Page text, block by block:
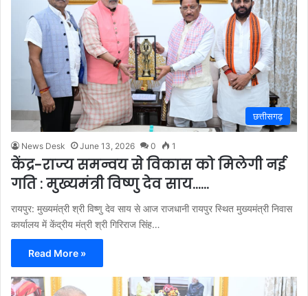
छत्तीसगढ़
News Desk June 13, 2026 0 1
केंद्र-राज्य समन्वय से विकास को मिलेगी नई
गति : मुख्यमंत्री विष्णु देव साय……
रायपुर: मुख्यमंत्री श्री विष्णु देव साय से आज राजधानी रायपुर स्थित मुख्यमंत्री निवास
कार्यालय में केंद्रीय मंत्री श्री गिरिराज सिंह…
Read More »